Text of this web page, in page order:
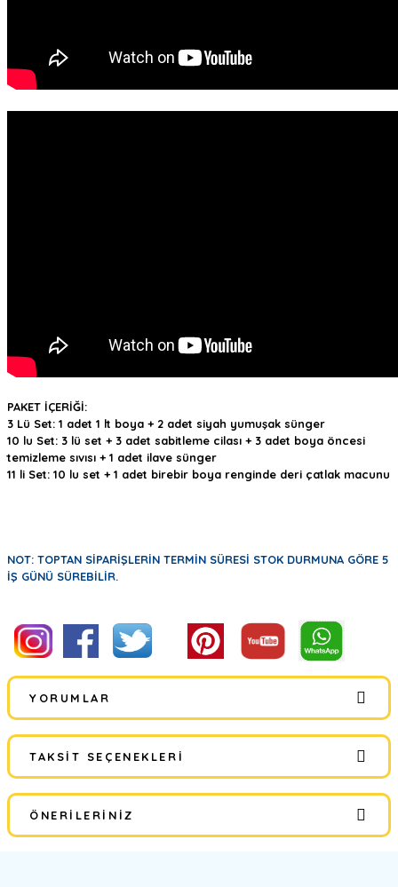
PAKET İÇERİĞİ:
3 Lü Set: 1 adet 1 lt boya + 2 adet siyah yumuşak sünger
10 lu Set: 3 lü set + 3 adet sabitleme cilası + 3 adet boya öncesi
temizleme sıvısı + 1 adet ilave sünger
11 li Set: 10 lu set + 1 adet birebir boya renginde deri çatlak macunu
NOT: TOPTAN SİPARİŞLERİN TERMİN SÜRESİ STOK DURMUNA GÖRE 5
İŞ GÜNÜ SÜREBİLİR.
YORUMLAR
Bu ürüne ilk yorumu siz yapın!
Yorum Yaz
TAKSIT SEÇENEKLERI
ÖNERILERINIZ